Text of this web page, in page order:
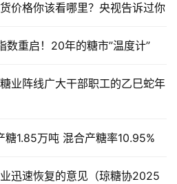
价格你该看哪里？央视告诉过你
数重启！20年的糖市”温度计”
业阵线广大干部职工的乙巳蛇年
糖1.85万吨 混合产糖率10.95%
迅速恢复的意见（琼糖协2025